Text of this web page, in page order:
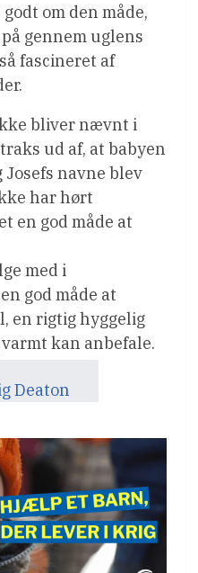
om den måde,
gennem uglens
fascineret af
bliver nævnt i
ud af, at babyen
Josefs navne blev
har hørt
en god måde at
med i
god måde at
en rigtig hyggelig
kan anbefale.